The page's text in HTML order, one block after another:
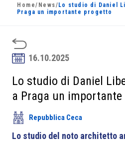
News
Sviluppo Mercato
Soci
Partner
Progetti
Home/ News/ Lo studio di Daniel
Praga un importante progetto
16.10.2025
Lo studio di Daniel
a Praga un
Repubblica Ceca
Lo studio del noto architetto